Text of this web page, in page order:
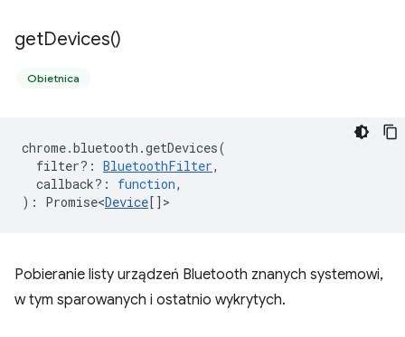
getDevices()
Obietnica
chrome.bluetooth .getDevices(
filter? : BluetoothFilter,
callback? : function,
) : Promise<Device[] >
Pobieranie listy urządzeń Bluetooth znanych systemowi,
w tym sparowanych i ostatnio wykrytych.